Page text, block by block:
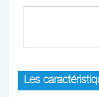
Les